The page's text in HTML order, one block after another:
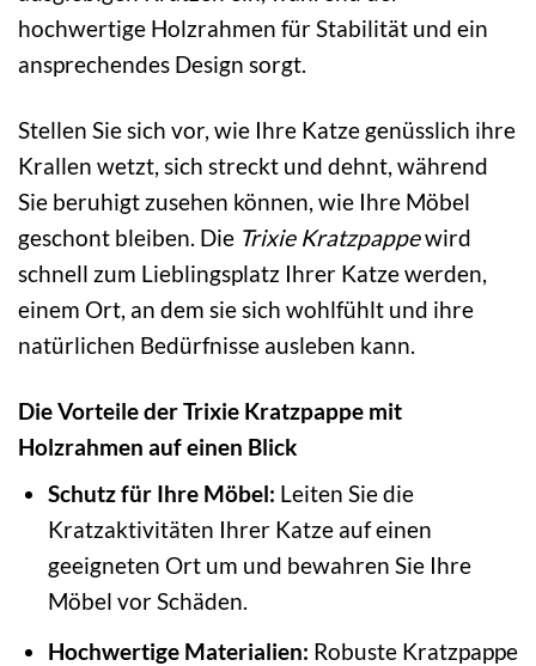
hochwertige Holzrahmen für Stabilität und ein
ansprechendes Design sorgt.
Stellen Sie sich vor, wie Ihre Katze genüsslich ihre
Krallen wetzt, sich streckt und dehnt, während
Sie beruhigt zusehen können, wie Ihre Möbel
geschont bleiben. Die Trixie Kratzpappewird
schnell zum Lieblingsplatz Ihrer Katze werden,
einem Ort, an dem sie sich wohlfühlt und ihre
natürlichen Bedürfnisse ausleben kann.
Die Vorteile der Trixie Kratzpappe mit
Holzrahmen auf einen Blick
Schutz für Ihre Möbel: Leiten Sie die
Kratzaktivitäten Ihrer Katze auf einen
geeigneten Ort um und bewahren Sie Ihre
Möbel vor Schäden.
Hochwertige Materialien: Robuste Kratzpappe